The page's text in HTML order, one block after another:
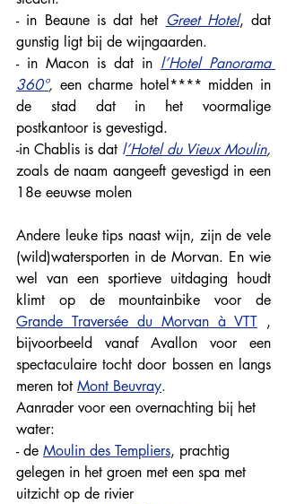
- in Beaune is dat het Greet Hotel, dat
gunstig ligt bij de wijngaarden.
- in Macon is dat in l’Hotel Panorama
360°, een charme hotel**** midden in
de stad dat in het voormalige
postkantoor is gevestigd.
-in Chablis is dat l’Hotel du Vieux Moulin
zoals de naam aangeeft gevestigd in een
18e eeuwse molen
Andere leuke tips naast wijn, zijn de vele
(wild)watersporten in de Morvan. En wie
wel van een sportieve uitdaging houdt
Grande Traversée du Morvan à VTT ,
bijvoorbeeld vanaf Avallon voor een
spectaculaire tocht door bossen en langs
meren tot Mont Beuvray.
Aanrader voor een overnachting bij het
water:
- de Moulin des Templiers, prachtig
gelegen in het groen met een spa met
uitzicht op de rivier